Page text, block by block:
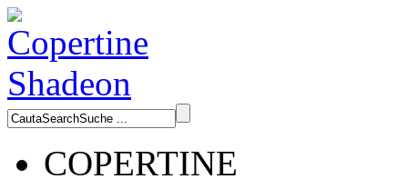
COPERTINE